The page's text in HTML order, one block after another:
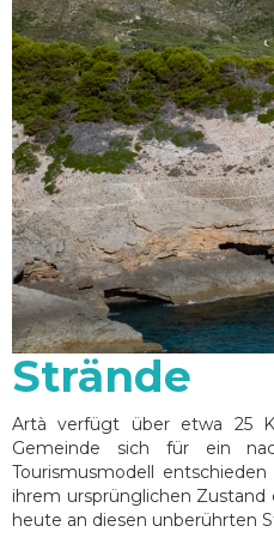
Strände
Artà verfügt über etwa 25
Gemeinde sich für ein
Tourismusmodell
ihrem ursprünglichen Zustand
heute an diesen unberührten